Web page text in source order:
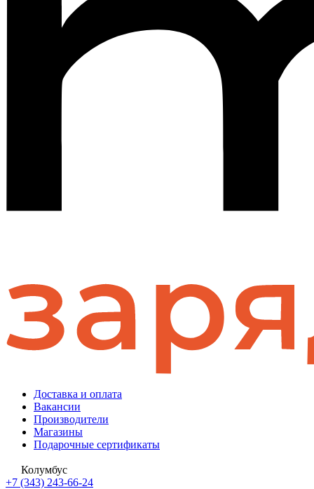
Доставка и оплата
Вакансии
Производители
Магазины
Подарочные сертификаты
Колумбус
+7 (343) 243-66-24